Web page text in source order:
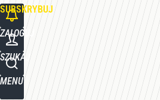
SUBSKRYBUJ
ZALOGUJ
SZUKAJ
MENU